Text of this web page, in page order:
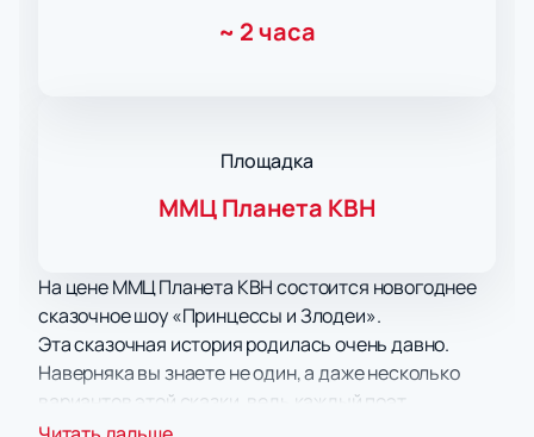
~ 2 часа
Площадка
ММЦ Планета КВН
На цене ММЦ Планета КВН состоится новогоднее
сказочное шоу «Принцессы и Злодеи».
Эта сказочная история родилась очень давно.
Наверняка вы знаете не один, а даже несколько
вариантов этой сказки, ведь каждый поэт,
писатель или рассказчик вносит в сюжет что-то